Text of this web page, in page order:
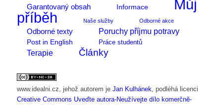
Garantovaný obsah
Informace
Můj
příběh
Naše služby Odborné akce
Odborné texty Poruchy příjmu potravy
Post in English Práce studentů
Terapie Články
www.idealni.cz , jehož autorem je Jan Kulhánek , podléhá licenci
Creative Commons Uveďte autora-Neužívejte dílo komerčně-